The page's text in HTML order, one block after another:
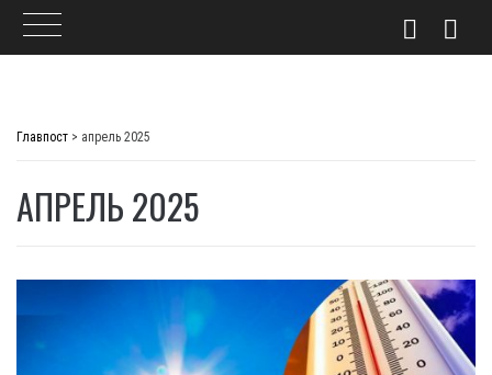
Главпост > апрель 2025
АПРЕЛЬ 2025